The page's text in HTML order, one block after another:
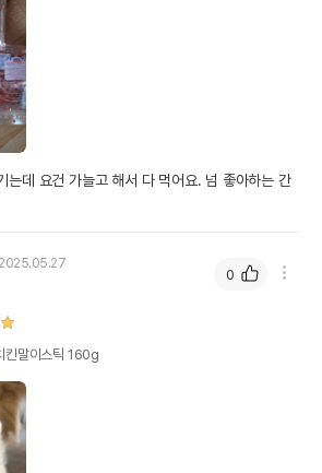
는데 요건 가늘고 해서 다 먹어요. 넘 좋아하는 간
2025.05.27
킨말이스틱 160g
0